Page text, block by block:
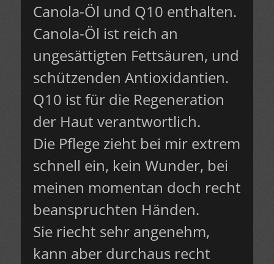
Canola-Öl und Q10 enthalten.
Canola-Öl ist reich an
ungesättigten Fettsäuren, und
schützenden Antioxidantien.
Q10 ist für die Regeneration
der Haut verantwortlich.
Die Pflege zieht bei mir extrem
schnell ein, kein Wunder, bei
meinen momentan doch recht
beanspruchten Händen.
Sie riecht sehr angenehm,
kann aber durchaus recht